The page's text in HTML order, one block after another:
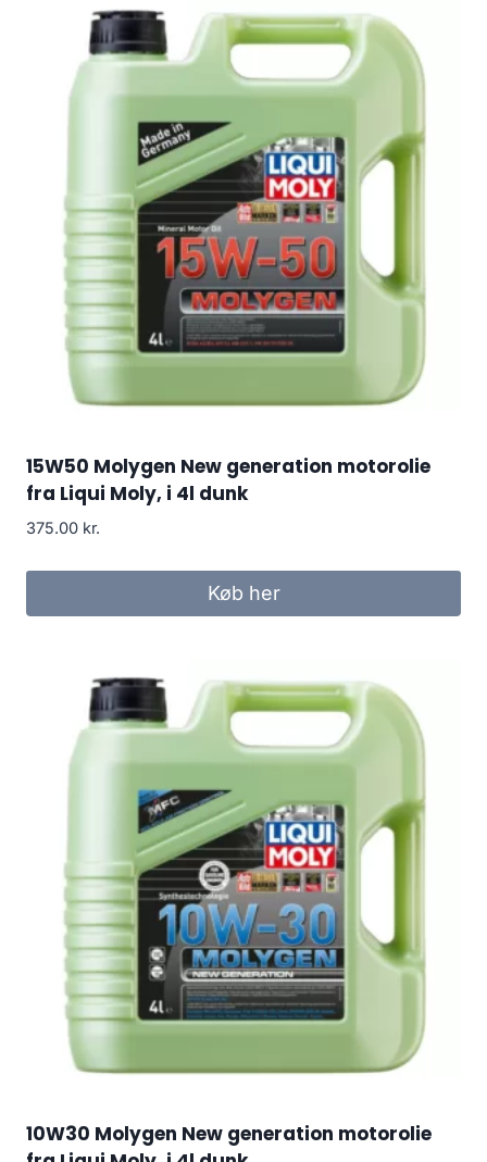
15W50 Molygen New generation motorolie
fra Liqui Moly, i 4l dunk
375.00 kr.
Køb her
10W30 Molygen New generation motorolie